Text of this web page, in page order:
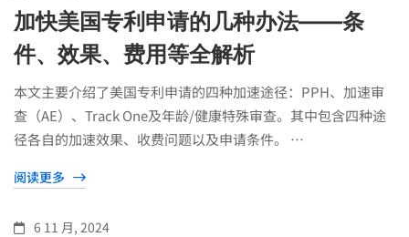
加快美国专利申请的几种办法——条
件、效果、费用等全解析
本文主要介绍了美国专利申请的四种加速途径：PPH、加速审
查（AE）、Track One及年龄/健康特殊审查。其中包含四种途
径各自的加速效果、收费问题以及申请条件。 …
阅读更多
6 11 月, 2024